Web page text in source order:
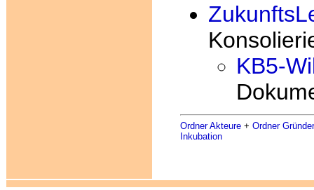
KB5-
Ordner Akteure+ Ordner Gründer
Inkubation